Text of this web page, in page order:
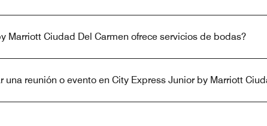
Marriott Ciudad Del Carmen ofrece servicios de bodas?
una reunión o evento en City Express Junior by Marriott